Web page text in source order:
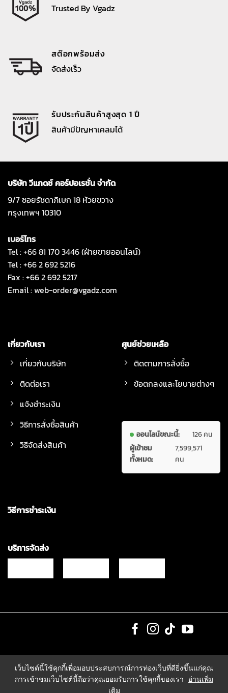
Trusted By Vgadz
สต๊อกพร้อมส่ง
จัดส่งเร็ว
รับประกันสินค้าสูงสุด 1 ปี
สินค้ามีปัญหาเคลมได้
บริษัท วีแกดซ์ คอร์ปอเรชั่น จำกัด
9/7 ซอยรัชดาภิเษก 18 ห้วยขวาง
กรุงเทพฯ 10310
เบอร์โทร
Tel : +66 81 170 3446 (ฝ่ายขายออนไลน์)
Tel : +66 2 692 5216
Fax : +66 2 692 5217
Email :web-order@vgadz.com
เกี่ยวกับเรา
เกี่ยวกับบริษัท
ติดต่อเรา
แจ้งชำระเงิน
วิธีการสั่งซื้อสินค้า
วิธีจัดส่งสินค้า
ศูนย์ช่วยเหลือ
ติดตามการสั่งซื้อ
ข้อตกลงและโยบายต่างๆ
ออนไลน์ขณะนี้:
126 คน
ผู้เข้าชม
ทั้งหมด:
7,599,571
คน
วิธีการชำระเงิน
บริการจัดส่ง
เว็บไซต์นี้ใช้คุกกี้เพื่อมอบประสบการณ์การท่องเว็บที่ดียิ่งขึ้นแก่คุณ
การเข้าชมเว็บไซต์นี้ถือว่าคุณยอมรับการใช้คุกกี้ของเรา
อ่านเพิ่ม
เติม